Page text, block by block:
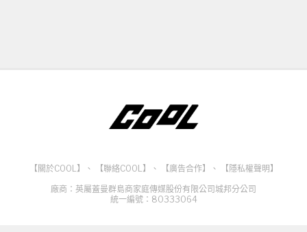
【關於COOL】 、 【聯絡COOL】 、 【廣告合作】 、
【隱私權聲明】
廠商：英屬蓋曼群島商家庭傳媒股份有限公司城邦分公司
統一編號：80333064